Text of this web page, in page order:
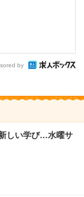
by
しい学び…水曜サ